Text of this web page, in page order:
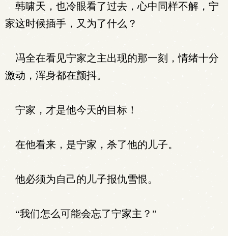
韩啸天，也冷眼看了过去，心中同样不解，宁
家这时候插手，又为了什么？
冯全在看见宁家之主出现的那一刻，情绪十分
激动，浑身都在颤抖。
宁家，才是他今天的目标！
在他看来，是宁家，杀了他的儿子。
他必须为自己的儿子报仇雪恨。
“我们怎么可能会忘了宁家主？”